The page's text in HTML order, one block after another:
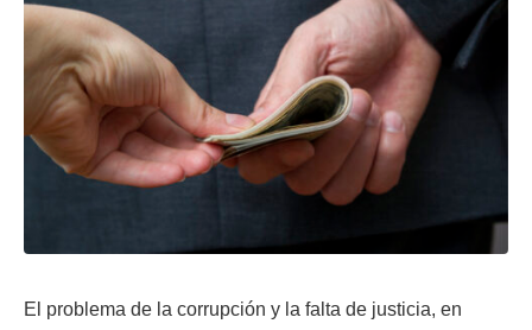
El problema de la corrupción y la falta de justicia, en